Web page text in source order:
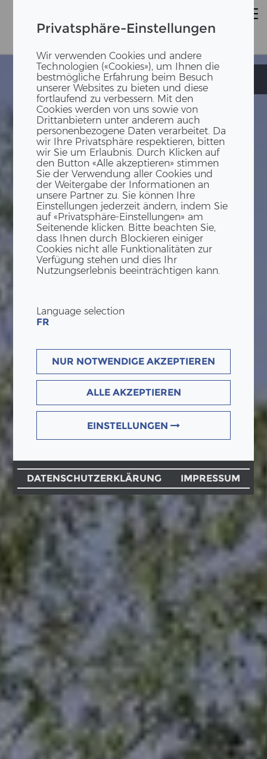
Privatsphäre-Einstellungen
Wir verwenden Cookies und andere
Technologien («Cookies»), um Ihnen die
bestmögliche Erfahrung beim Besuch
unserer Websites zu bieten und diese
fortlaufend zu verbessern. Mit den
Cookies werden von uns sowie von
Drittanbietern unter anderem auch
personenbezogene Daten verarbeitet. Da
wir Ihre Privatsphäre respektieren, bitten
wir Sie um Erlaubnis. Durch Klicken auf
den Button «Alle akzeptieren» stimmen
Sie der Verwendung aller Cookies und
der Weitergabe der Informationen an
unsere Partner zu. Sie können Ihre
Einstellungen jederzeit ändern, indem Sie
auf «Privatsphäre-Einstellungen» am
Seitenende klicken. Bitte beachten Sie,
dass Ihnen durch Blockieren einiger
Cookies nicht alle Funktionalitäten zur
Verfügung stehen und dies Ihr
Nutzungserlebnis beeinträchtigen kann.
Language selection
FR
NUR NOTWENDIGE AKZEPTIEREN
ALLE AKZEPTIEREN
EINSTELLUNGEN
DATENSCHUTZERKLÄRUNG IMPRESSUM
See-Spital
See-Spital